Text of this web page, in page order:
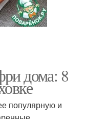
дома: 8
популярную и